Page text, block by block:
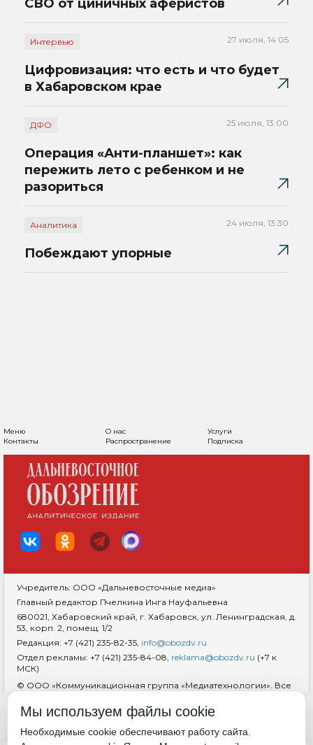
СВО от циничных аферистов
Интервью 27 июля, 14:05
Цифровизация: что есть и что будет
в Хабаровском крае
ДФО 25 июля, 13:00
Операция «Анти-планшет»: как
пережить лето с ребенком и не
разориться
Аналитика 24 июля, 13:30
Побеждают упорные
Меню О нас
Услуги
Контакты
Распространение Подписка
Учредитель: ООО «Дальневосточные медиа»
Главный редактор Пчелкина Инга Науфальевна
680021, Хабаровский край, г. Хабаровск, ул. Ленинградская, д.
53, корп. 2, помещ. 1/2
Редакция: +7 (421) 235-82-35, info@obozdv.ru
Отдел рекламы: +7 (421) 235-84-08, reklama@obozdv.ru (+7 к
МСК)
© ООО «Коммуникационная группа «Медиатехнологии». Все
гиперссылка на сайтdvobozrenie.ru обязательна.
Мы используем файлы cookie
Необходимые cookie обеспечивают работу сайта.